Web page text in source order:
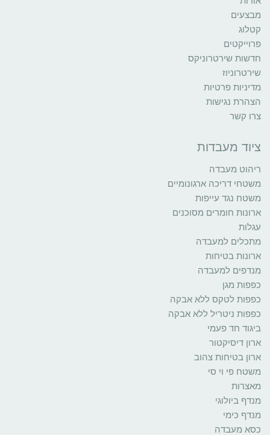
מבצעים
קטלוג
פרוייקטים
חדשות שירטרוניקס
שירטרוניוז
מדיניות פרטיות
הצהרת נגישות
צרו קשר
ציוד מעבדות
ריהוט מעבדה
משטחי דריכה ארגונומיים
משטח נגד עייפות
ארונות חומרים מסוכנים
עגלות
מתכלים למעבדה
ארונות בטיחות
מנדפים למעבדה
כפפות מגן
כפפות לטקס ללא אבקה
כפפות ניטריל ללא אבקה
ביגוד חד פעמי
ארון דיסיקטור
ארון בטיחות צהוב
משטח פי וי סי
מאצרות
מנדף ביולוגי
מנדף כימי
כסא מעבדה